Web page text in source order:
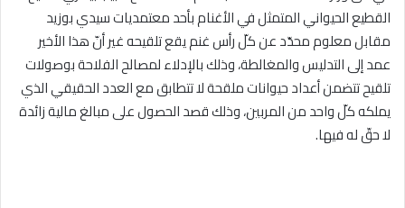
القطيع الحيواني المتمثل في الأغنام بأحد معتمديات سيدي بوزيد
مقابل معلوم محدّد عن كلّ رأس غنم يقع تلقيحه غير أنّ هذا الأخير
عمد إلى التدليس والمغالطة، وذلك بالإدلاء لمصالح الفلاحة بوصولات
تلقيح تتضمن أعداد حيوانات ملقحة لا تتطابق مع العدد الحقيقي الذي
يملكه كلّ واحد من المربين، وذلك قصد الحصول على مبالغ مالية زائدة
لا حقّ له فيها.